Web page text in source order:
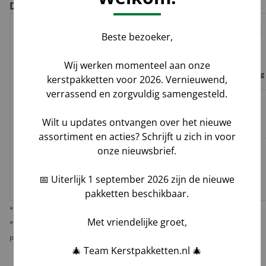
De voor- en nadelen per verzendoptie
Track
Trace
Garantie
leverdatum
Risico op
vermissing
/ DHL
dienstverlener
* Behoudens overmacht calamiteiten.
** De verantwoordelijkheid op dit risico als gevolg van uw keuze voor reguliere
pakketbezorging rust bij u als opdrachtgever.
Beste bezoeker,
Wij werken momenteel aan onze
kerstpakketten voor 2026. Vernieuwend,
verrassend en zorgvuldig samengesteld.
Wilt u updates ontvangen over het nieuwe
assortiment en acties? Schrijft u zich in voor
onze nieuwsbrief.
📅 Uiterlijk 1 september 2026 zijn de nieuwe
pakketten beschikbaar.
Met vriendelijke groet,
🎄 Team Kerstpakketten.nl 🎄